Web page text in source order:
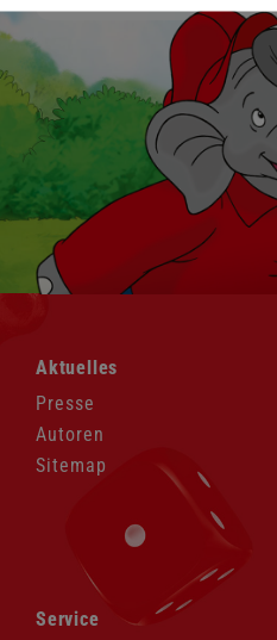
überspringen
Aktuelles
Presse
Autoren
Sitemap
Navigation
überspringen
Service